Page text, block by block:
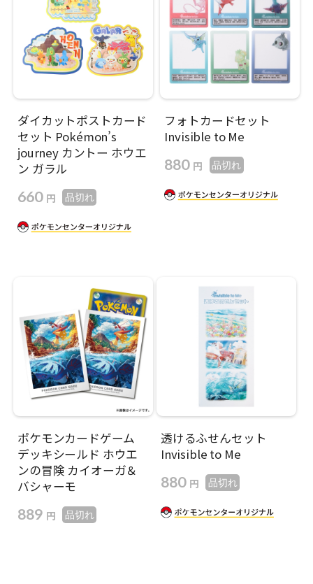
ダイカットポストカード
セット Pokémon’s
journey カントー ホウエ
ン ガラル
660 円 品切れ
フォトカードセット
Invisible to Me
880 円 品切れ
ポケモンカードゲーム
デッキシールド ホウエ
ンの冒険 カイオーガ＆
バシャーモ
889 円 品切れ
透けるふせんセット
Invisible to Me
880 円 品切れ